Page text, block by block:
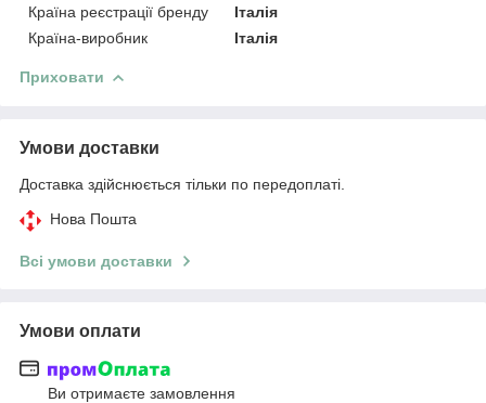
Країна реєстрації бренду
Італія
Країна-виробник
Італія
Приховати
Умови доставки
Доставка здійснюється тільки по передоплаті.
Нова Пошта
Всі умови доставки
Умови оплати
Ви отримаєте замовлення